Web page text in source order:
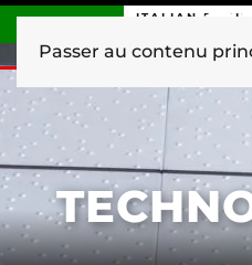
Passer au contenu
ITALIAN